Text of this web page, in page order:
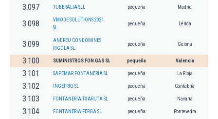
3.097 TUBERALIA SLL pequeña Madrid
3.098
VMODE SOLUTIONS 2021
SL.
pequeña Lérida
3.099
ANDREU CONDOMINES
RIGOLA SL.
pequeña Gerona
3.100 SUMINISTROS FON GAS SL pequeña Valencia
3.101 SAPEMAR FONTANERIA SL pequeña La Rioja
3.102 INGEFRIO SL pequeña Cantabria
3.103 FONTANERIA TXARUTA SL pequeña Navarra
3.104 FONTANERIA FERGA SL pequeña Pontevedra